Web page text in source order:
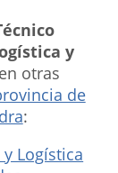
y
en otras
de
: